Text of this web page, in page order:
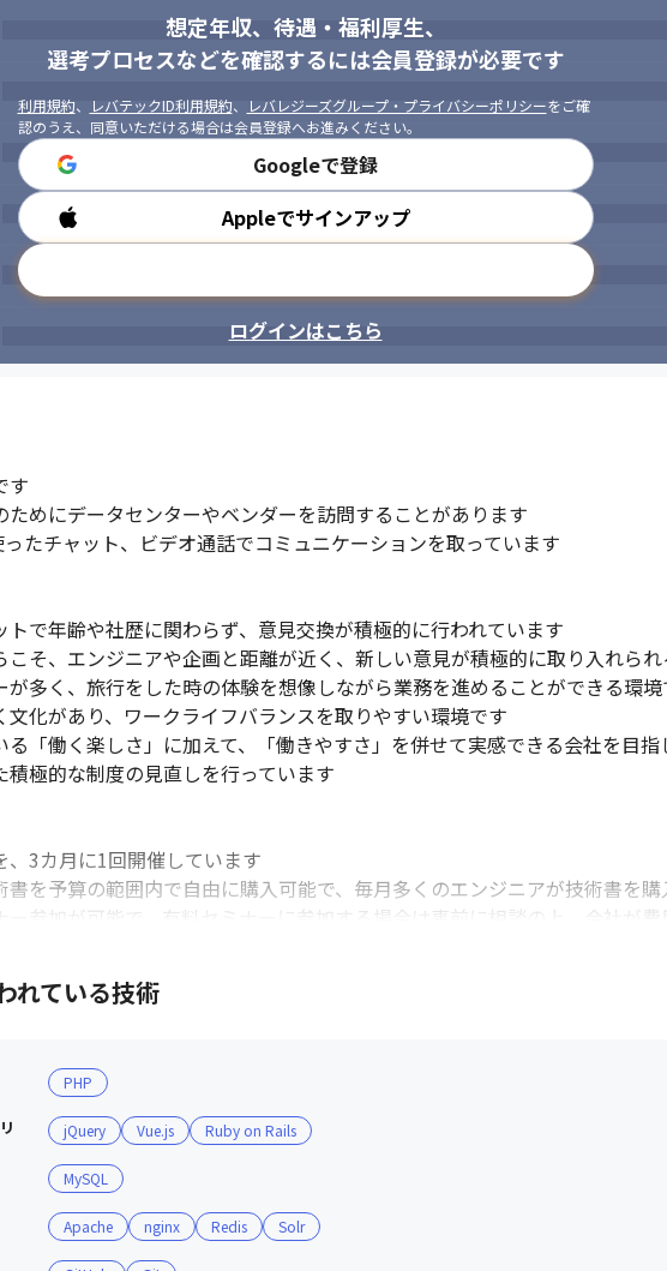
に携わることができます。 社員が「働く楽しさ」と「働きや
想定年収、待遇・福利厚生、
選考プロセスなどを確認するには会員登録が必要です
利用規約、 レバテックID利用規約、 レバレジーズグループ・プライバシーポリシーをご確
認のうえ、同意いただける場合は会員登録へお進みください。
Googleで登録
Appleでサインアップ
ログインはこちら
す
ためにデータセンターやベンダーを訪問することがあります
たチャット、ビデオ通話でコミュニケーションを取っています
トで年齢や社歴に関わらず、意見交換が積極的に行われています
こそ、エンジニアや企画と距離が近く、新しい意見が積極的に取り入れら
が多く、旅行をした時の体験を想像しながら業務を進めることができる環境
文化があり、ワークライフバランスを取りやすい環境です
る「働く楽しさ」に加えて、「働きやすさ」を併せて実感できる会社を目指
積極的な制度の見直しを行っています
、3カ月に1回開催しています
書を予算の範囲内で自由に購入可能で、毎月多くのエンジニアが技術書を
ー参加が可能で、有料セミナーに参加する場合は事前に相談の上、会社が費
援における、会場の提供や協賛などの支援を行っています
れている技術
PHP
jQuery Vue.js Ruby on Rails
MySQL
Apache nginx Redis Solr